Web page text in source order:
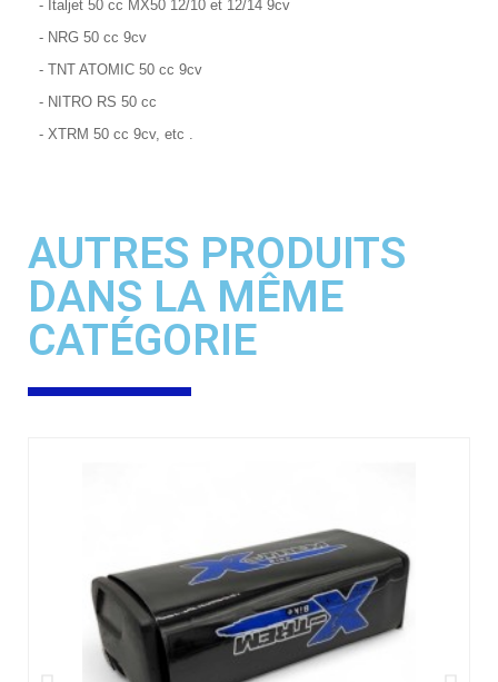
- Italjet 50 cc MX50 12/10 et 12/14 9cv
- NRG 50 cc 9cv
- TNT ATOMIC 50 cc 9cv
- NITRO RS 50 cc
- XTRM 50 cc 9cv, etc .
AUTRES PRODUITS
DANS LA MÊME
CATÉGORIE